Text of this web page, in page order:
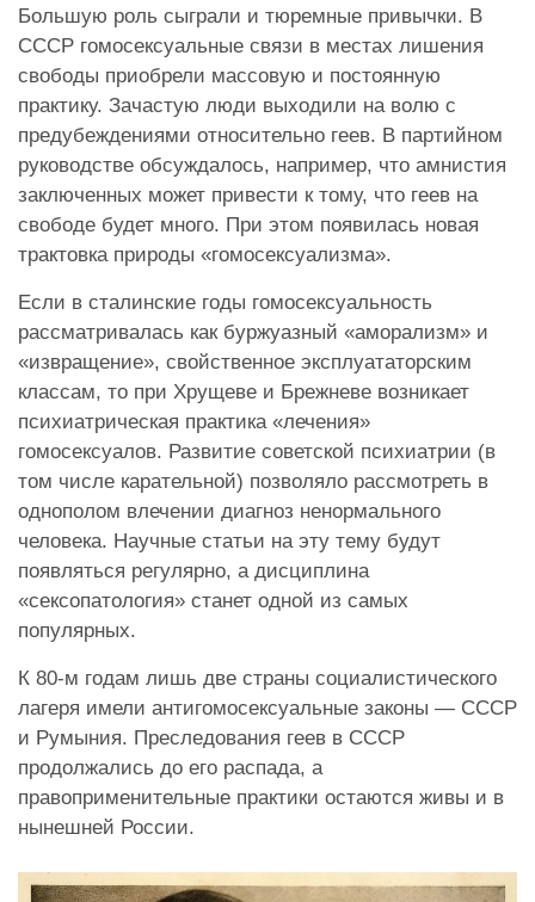
Большую роль сыграли и тюремные привычки. В
СССР гомосексуальные связи в местах лишения
свободы приобрели массовую и постоянную
практику. Зачастую люди выходили на волю с
предубеждениями относительно геев. В партийном
руководстве обсуждалось, например, что амнистия
заключенных может привести к тому, что геев на
свободе будет много. При этом появилась новая
трактовка природы «гомосексуализма».
Если в сталинские годы гомосексуальность
рассматривалась как буржуазный «аморализм» и
«извращение», свойственное эксплуататорским
классам, то при Хрущеве и Брежневе возникает
психиатрическая практика «лечения»
гомосексуалов. Развитие советской психиатрии (в
том числе карательной) позволяло рассмотреть в
однополом влечении диагноз ненормального
человека. Научные статьи на эту тему будут
появляться регулярно, а дисциплина
«сексопатология» станет одной из самых
популярных.
К 80-м годам лишь две страны социалистического
лагеря имели антигомосексуальные законы — СССР
и Румыния. Преследования геев в СССР
продолжались до его распада, а
правоприменительные практики остаются живы и в
нынешней России.